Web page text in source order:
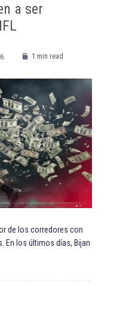
a ser
1 min read
de los corredores con
En los últimos días, Bijan